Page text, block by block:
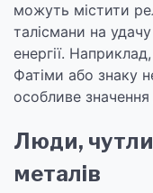
можуть містити
талісмани на
енергії.
Фатіми або знаку
особливе
Люди,
металів